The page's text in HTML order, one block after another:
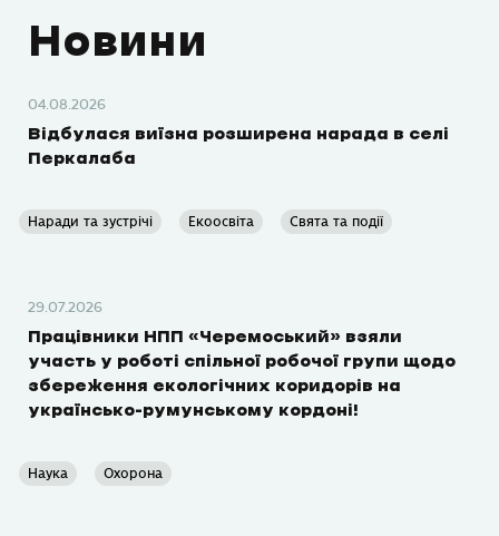
Новини
04.08.2026
Відбулася виїзна розширена нарада в селі
Перкалаба
Наради та зустрічі Екоосвіта Свята та події
29.07.2026
Працівники НПП «Черемоський» взяли
участь у роботі спільної робочої групи щодо
збереження екологічних коридорів на
українсько-румунському кордоні!
Наука Охорона